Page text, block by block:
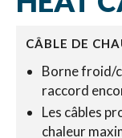
CÂBLE DE
Borne froid/
raccord
Les câbles
chaleur